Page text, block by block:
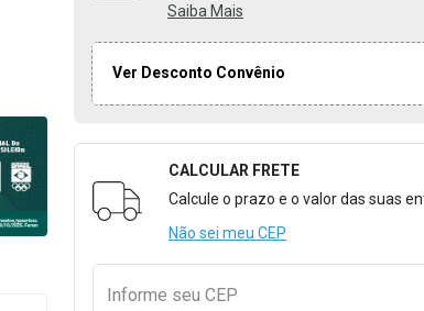
Saiba Mais
Ver Desconto Convênio
Formulário para Calcular o
CALCULAR FRETE
Calcule o prazo e o valor das suas
Não sei meu CEP
Informe seu CEP